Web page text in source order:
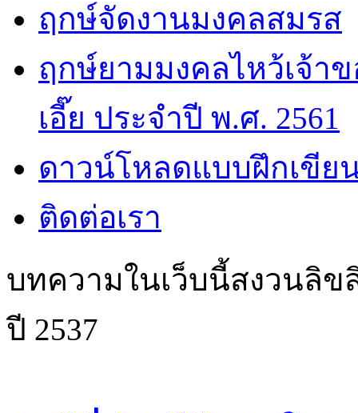
ฤกษ์จัดงานมงคลสมรส
ฤกษ์ยามมงคลไหว้เจ้า
เอี๊ย ประจำปี พ.ศ. 2561
ดาวน์โหลดแบบฝึกเขีย
ติดต่อเรา
บทความในเว็บนี้สงวนลิ
ปี 2537